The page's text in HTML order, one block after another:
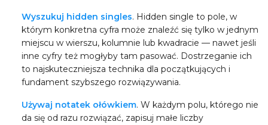
Wyszukuj hidden singles. Hidden single to pole, w
którym konkretna cyfra może znaleźć się tylko w jednym
miejscu w wierszu, kolumnie lub kwadracie — nawet jeśli
inne cyfry też mogłyby tam pasować. Dostrzeganie ich
to najskuteczniejsza technika dla początkujących i
fundament szybszego rozwiązywania.
Używaj notatek ołówkiem. W każdym polu, którego nie
da się od razu rozwiązać, zapisuj małe liczby